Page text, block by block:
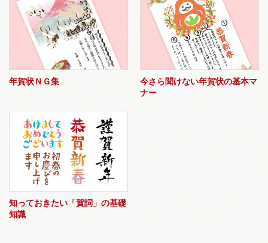
年賀状ＮＧ集
今さら聞けない年賀状の基本マ
ナー
知っておきたい「賀詞」の基礎
知識